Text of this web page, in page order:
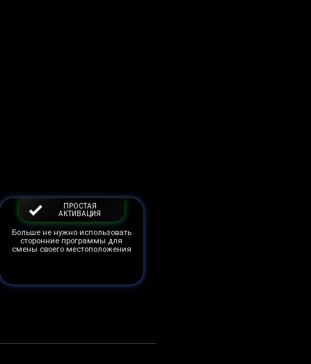
ПРОСТАЯ
АКТИВАЦИЯ
Больше не нужно использовать
сторонние программы для
смены своего местоположения